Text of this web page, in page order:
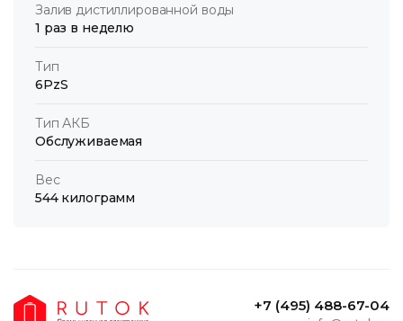
Залив дистиллированной воды
1 раз в неделю
Тип
6PzS
Тип АКБ
Обслуживаемая
Вес
544 килограмм
+7 (495) 488-67-04